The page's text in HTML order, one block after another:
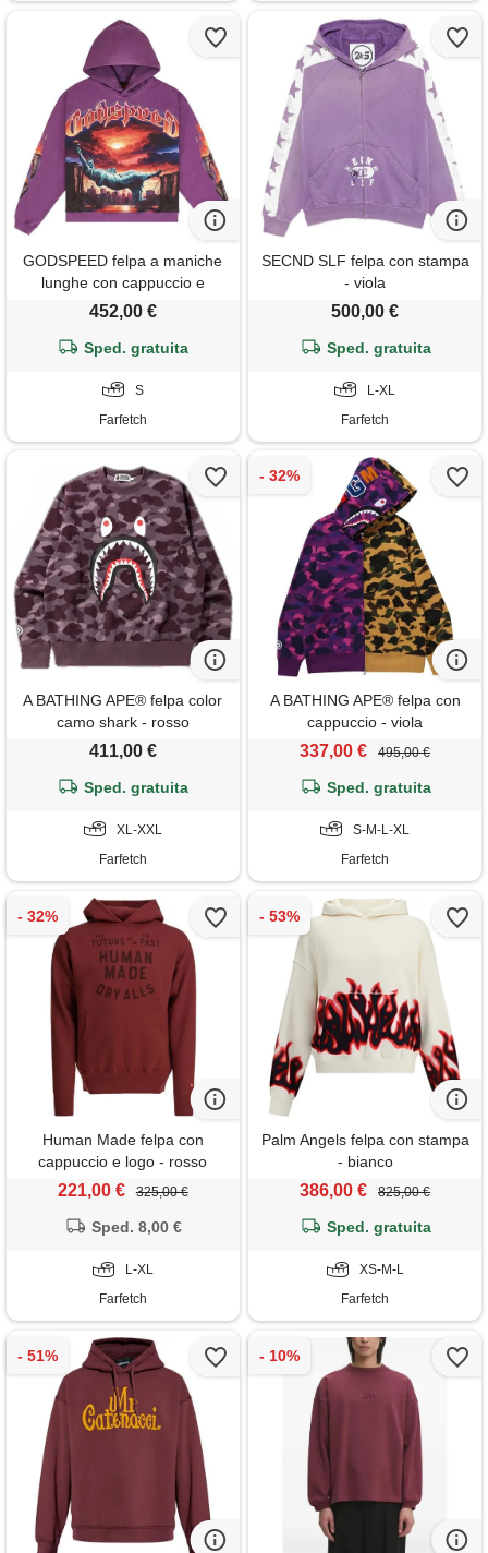
GODSPEED felpa a maniche
lunghe con cappuccio e
stampa grafica - viola
452,00 €
Sped. gratuita
S
Farfetch
SECND SLF felpa con stampa
- viola
500,00 €
Sped. gratuita
L-XL
Farfetch
A BATHING APE® felpa color
camo shark - rosso
411,00 €
Sped. gratuita
XL-XXL
Farfetch
A BATHING APE® felpa con
cappuccio - viola
337,00 € 495,00 €
Sped. gratuita
S-M-L-XL
Farfetch
Human Made felpa con
cappuccio e logo - rosso
221,00 € 325,00 €
Sped. 8,00 €
L-XL
Farfetch
Palm Angels felpa con stampa
- bianco
386,00 € 825,00 €
Sped. gratuita
XS-M-L
Farfetch